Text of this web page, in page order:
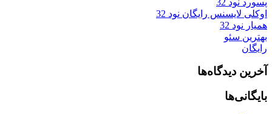
اوکلی لایسنس رایگان نود 32
همیار نود 32
بهترین سئو
رایگان
آخرین دیدگاه‌ها
بایگانی‌ها